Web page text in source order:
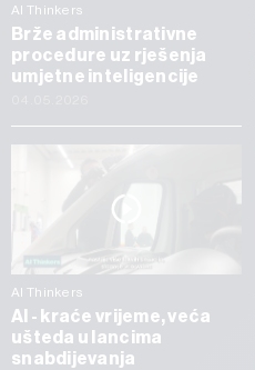
AI Thinkers
Brže administrativne
procedure uz rješenja
umjetne inteligencije
AI Thinkers
AI - kraće vrijeme, veća
ušteda u lancima
snabdijevanja